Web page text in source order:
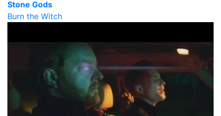
Stone Gods
Burn the Witch